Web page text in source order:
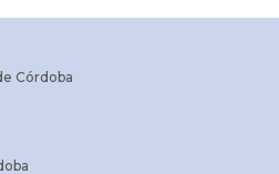
Córdoba